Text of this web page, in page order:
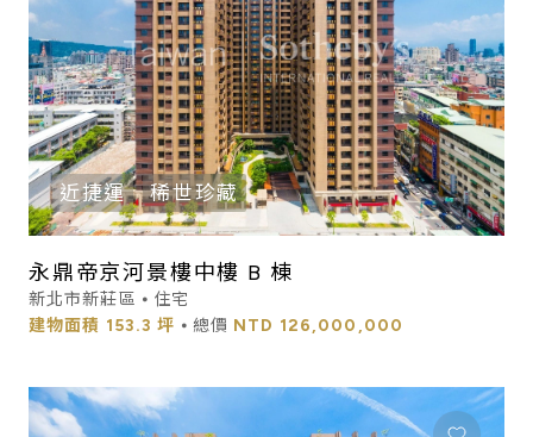
近捷運 稀世珍藏
永鼎帝京河景樓中樓 B 棟
新北市新莊區 ⦁ 住宅
建物面積 153.3 坪 ⦁ 總價 NTD 126,000,000